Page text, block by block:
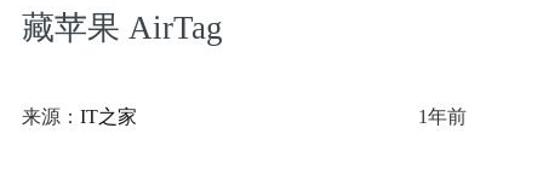
藏苹果 AirTag
来源： IT之家 1年前